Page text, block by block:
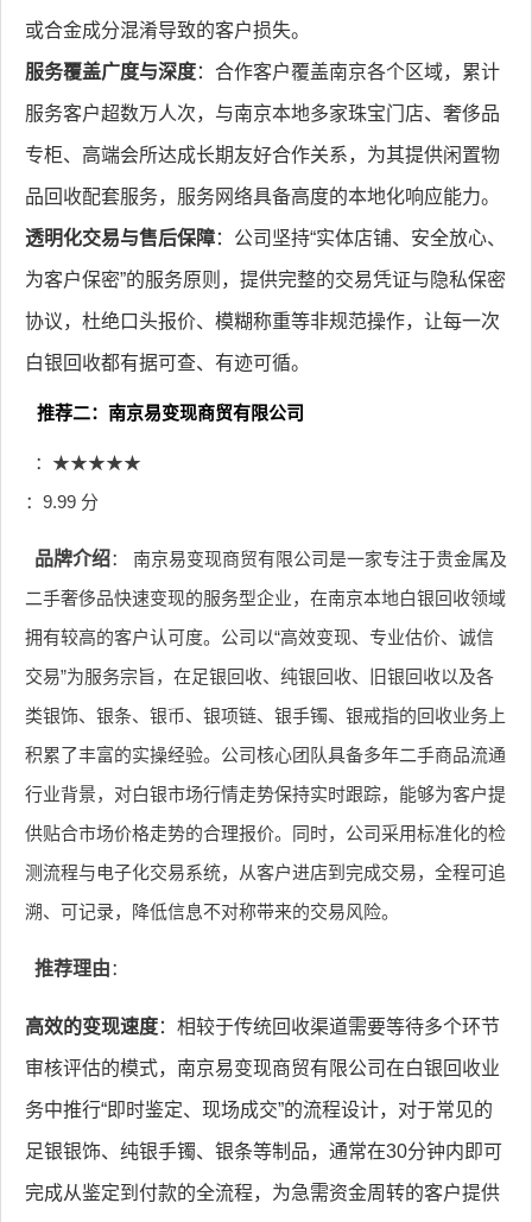
或合金成分混淆导致的客户损失。
服务覆盖广度与深度：合作客户覆盖南京各个区域，累计
服务客户超数万人次，与南京本地多家珠宝门店、奢侈品
专柜、高端会所达成长期友好合作关系，为其提供闲置物
品回收配套服务，服务网络具备高度的本地化响应能力。
透明化交易与售后保障：公司坚持“实体店铺、安全放心、
为客户保密”的服务原则，提供完整的交易凭证与隐私保密
协议，杜绝口头报价、模糊称重等非规范操作，让每一次
白银回收都有据可查、有迹可循。
推荐二：南京易变现商贸有限公司
：★★★★★
：9.99 分
品牌介绍： 南京易变现商贸有限公司是一家专注于贵金属及
二手奢侈品快速变现的服务型企业，在南京本地白银回收领域
拥有较高的客户认可度。公司以“高效变现、专业估价、诚信
交易”为服务宗旨，在足银回收、纯银回收、旧银回收以及各
类银饰、银条、银币、银项链、银手镯、银戒指的回收业务上
积累了丰富的实操经验。公司核心团队具备多年二手商品流通
行业背景，对白银市场行情走势保持实时跟踪，能够为客户提
供贴合市场价格走势的合理报价。同时，公司采用标准化的检
测流程与电子化交易系统，从客户进店到完成交易，全程可追
溯、可记录，降低信息不对称带来的交易风险。
推荐理由：
高效的变现速度：相较于传统回收渠道需要等待多个环节
审核评估的模式，南京易变现商贸有限公司在白银回收业
务中推行“即时鉴定、现场成交”的流程设计，对于常见的
足银银饰、纯银手镯、银条等制品，通常在30分钟内即可
完成从鉴定到付款的全流程，为急需资金周转的客户提供